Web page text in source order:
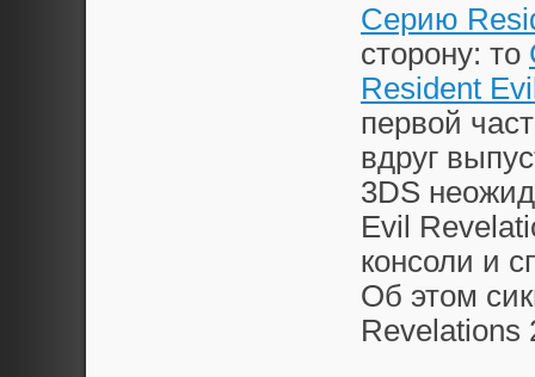
Серию
сторону: то
Resident
первой
вдруг
3DS
Evil
консоли и
Об этом
Revelations